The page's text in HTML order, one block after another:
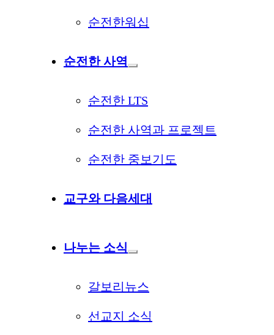
순전한워십
순전한 사역
순전한 LTS
순전한 사역과 프로젝트
순전한 중보기도
교구와 다음세대
나누는 소식
갈보리뉴스
선교지 소식